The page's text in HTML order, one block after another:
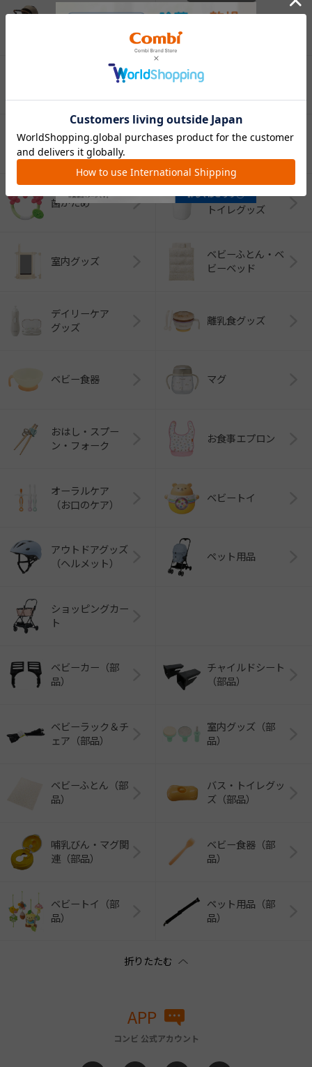
ベビーラック＆
哺乳びん関連
グッズ
おしゃぶり
歯がため
おむつ・
トイレグッズ
室内グッズ
ベビーふとん・ベ
ビーベッド
デイリーケア
グッズ
離乳食グッズ
ベビー食器 マグ
おはし・スプー
ン・フォーク
お食事エプロン
オーラルケア
（お口のケア）
ベビートイ
アウトドアグッズ
（ヘルメット）
ペット用品
ショッピングカー
ト
ベビーカー（部
品）
チャイルドシート
（部品）
ベビーラック＆チ
ェア（部品）
室内グッズ（部
品）
ベビーふとん（部
品）
バス・トイレグッ
ズ（部品）
哺乳びん・マグ関
連（部品）
ベビー食器（部
品）
ベビートイ（部
品）
ペット用品（部
品）
APP
コンビ 公式アカウント